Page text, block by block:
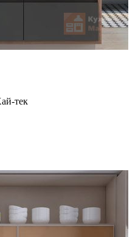
тек